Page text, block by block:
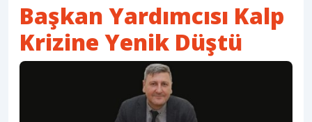
Başkan Yardımcısı Kalp
Krizine Yenik Düştü